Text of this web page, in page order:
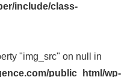
include/class-
"img_src" on null in
public_html/wp-